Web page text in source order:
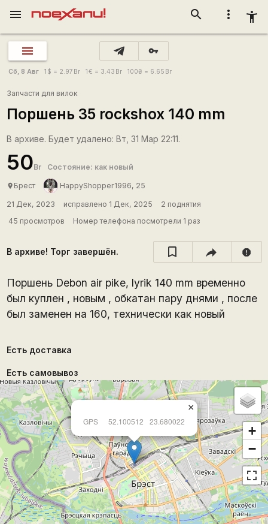
more_vert accessibility_new
search
menu
vpn_key
Сб, 8 Авг 1 $ = 2.97 Br 1€ = 3.43 Br 100₴ = 6.65 Br
Запчасти для вилок
Поршень 35 rockshox 140 mm
В архиве. Будет удалено: Вт, 31 Мар 22:11.
50Br Состояние: как новый
place Брест HappyShopper1996, 25
21 Дек, 2023 исправлено 1 Дек, 2025
2 поднятия
45 просмотров
Номер телефона посмотрели 1 раз
В архиве! Торг завершён. report
Поршень Debon air pike, lyrik 140 mm временно
был куплен , новым , обкатан пару днями , после
был заменен на 160, технически как новый
Есть доставка
Есть самовывоз
GPS 52.100512 23.680022
×
+
−